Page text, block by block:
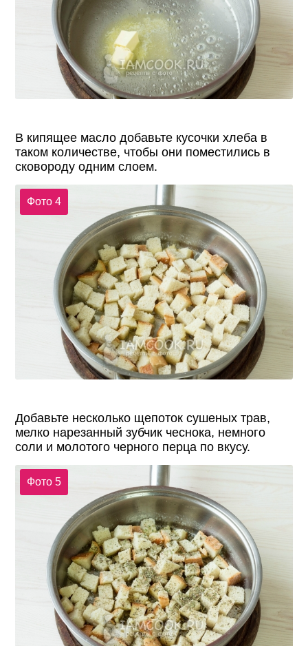
В кипящее масло добавьте кусочки хлеба в
таком количестве, чтобы они поместились в
сковороду одним слоем.
Фото 4
Добавьте несколько щепоток сушеных трав,
мелко нарезанный зубчик чеснока, немного
соли и молотого черного перца по вкусу.
Фото 5